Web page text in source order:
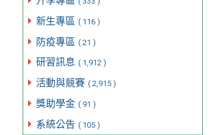
新生專區 ( 116 )
防疫專區 ( 21 )
研習訊息 ( 1,912 )
活動與競賽 ( 2,915 )
獎助學金 ( 91 )
系統公告 ( 105 )